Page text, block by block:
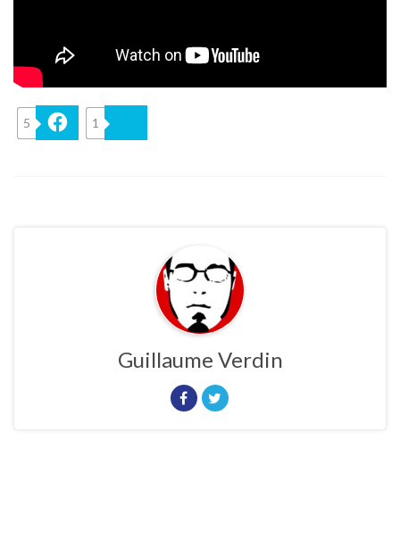
5 Facebook
1
Guillaume Verdin